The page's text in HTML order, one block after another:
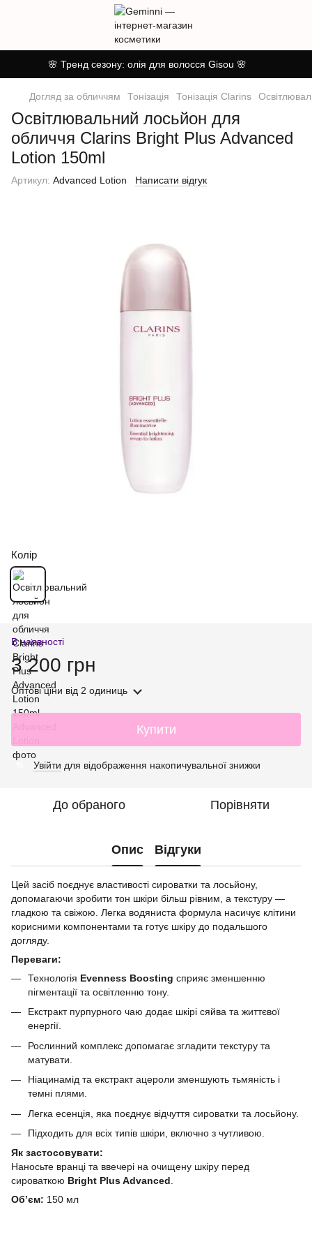
🌸 Тренд сезону: олія для волосся Gisou 🌸
Догляд за обличчям Тонізація Тонізація Clarins
Освітлювальний лосьйон для
обличчя Clarins Bright Plus Advanced
Lotion 150ml
Артикул: Advanced Lotion Написати відгук
Колір
В наявності
3 200 грн
Оптові ціни від 2 одиниць
Купити
Увійти для відображення накопичувальної знижки
До обраного Порівняти
Опис Відгуки
Цей засіб поєднує властивості сироватки та лосьйону,
допомагаючи зробити тон шкіри більш рівним, а текстуру —
гладкою та свіжою. Легка водяниста формула насичує клітини
корисними компонентами та готує шкіру до подальшого
догляду.
Переваги:
Технологія Evenness Boosting сприяє зменшенню
пігментації та освітленню тону.
Екстракт пурпурного чаю додає шкірі сяйва та життєвої
енергії.
Рослинний комплекс допомагає згладити текстуру та
матувати.
Ніацинамід та екстракт ацероли зменшують тьмяність і
темні плями.
Легка есенція, яка поєднує відчуття сироватки та лосьйону.
Підходить для всіх типів шкіри, включно з чутливою.
Як застосовувати:
Наносьте вранці та ввечері на очищену шкіру перед
сироваткою Bright Plus Advanced.
Об’єм: 150 мл